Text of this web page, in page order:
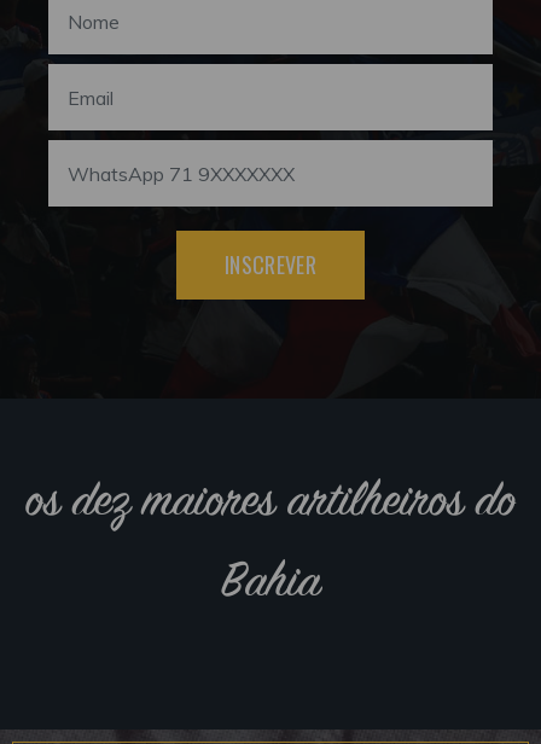
INSCREVER
os dez maiores artilheiros do
Bahia